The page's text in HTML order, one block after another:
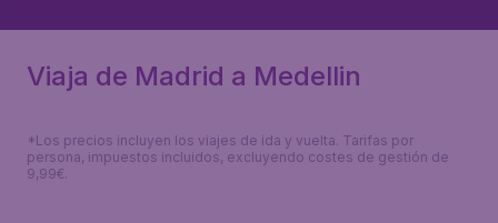
Viaja de Madrid a Medellin
*Los precios incluyen los viajes de ida y vuelta. Tarifas por
persona, impuestos incluidos, excluyendo costes de gestión de
9,99€.